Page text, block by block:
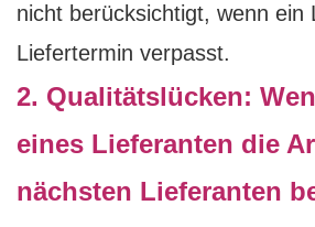
nicht berücksichtigt, wenn ein
Liefertermin verpasst.
2. Qualitätslücken:
eines Lieferanten die
nächsten Lieferanten